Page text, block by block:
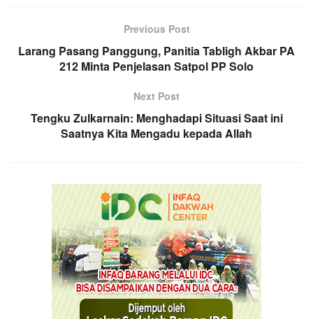
Previous Post
Larang Pasang Panggung, Panitia Tabligh Akbar PA
212 Minta Penjelasan Satpol PP Solo
Next Post
Tengku Zulkarnain: Menghadapi Situasi Saat ini
Saatnya Kita Mengadu kepada Allah